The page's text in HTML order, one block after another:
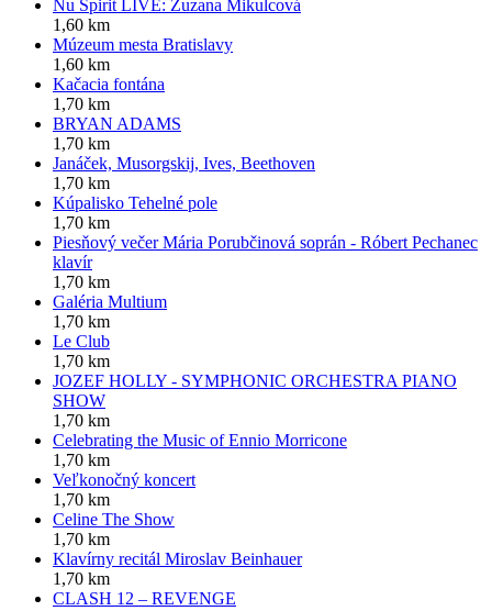
Nu Spirit LIVE: Zuzana Mikulcová
1,60 km
Múzeum mesta Bratislavy
1,60 km
Kačacia fontána
1,70 km
BRYAN ADAMS
1,70 km
Janáček, Musorgskij, Ives, Beethoven
1,70 km
Kúpalisko Tehelné pole
1,70 km
Piesňový večer Mária Porubčinová soprán - Róbert Pechanec
klavír
1,70 km
Galéria Multium
1,70 km
Le Club
1,70 km
JOZEF HOLLY - SYMPHONIC ORCHESTRA PIANO
SHOW
1,70 km
Celebrating the Music of Ennio Morricone
1,70 km
Veľkonočný koncert
1,70 km
Celine The Show
1,70 km
Klavírny recitál Miroslav Beinhauer
1,70 km
CLASH 12 – REVENGE